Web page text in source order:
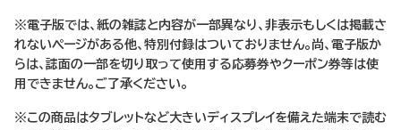
※電子版では、紙の雑誌と内容が一部異なり、非表示もしくは掲載さ
れないページがある他、特別付録はついておりません。尚、電子版か
らは、誌面の一部を切り取って使用する応募券やクーポン券等は使
用できません。ご了承ください。
※この商品はタブレットなど大きいディスプレイを備えた端末で読む